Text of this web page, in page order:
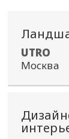
​UTRO
Москва